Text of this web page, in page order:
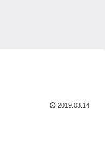
2019.03.14